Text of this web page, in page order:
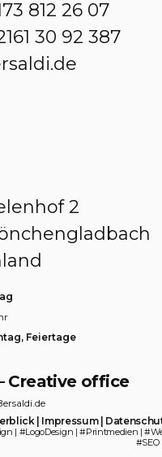
812 26 07
30 92 387
2
Feiertage
Creative office
| Impressum|
| #LogoDesign | #Printmedien |
#SEO